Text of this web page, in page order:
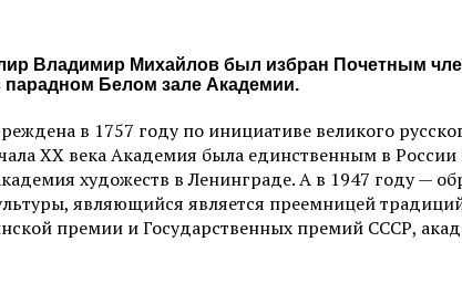
Владимир Михайлов был избран Почетным
парадном Белом зале Академии.
в 1757 году по инициативе великого
ХХ века Академия была единственным в
художеств в Ленинграде. А в 1947 году —
являющийся является преемницей
премии и Государственных премий СССР,